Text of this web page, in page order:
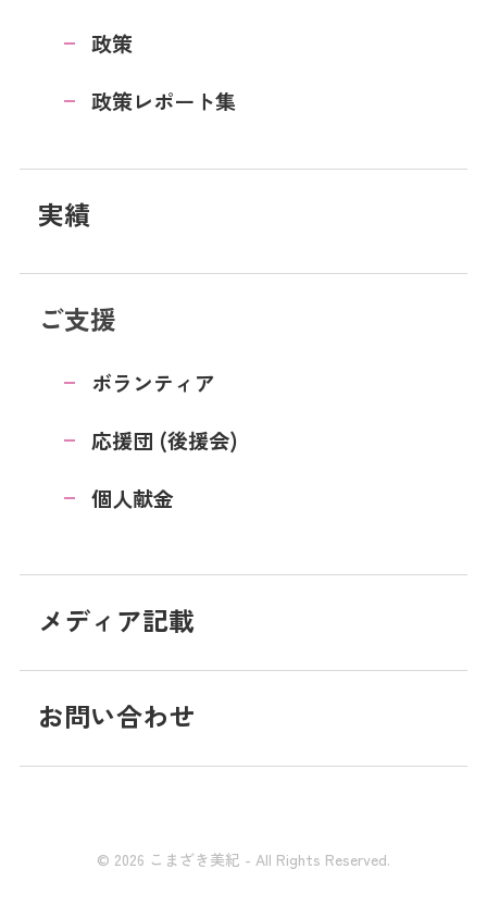
政策
政策レポート集
実績
ご支援
ボランティア
応援団 (後援会)
個人献金
メディア記載
お問い合わせ
© 2026 こまざき美紀 - All Rights Reserved.